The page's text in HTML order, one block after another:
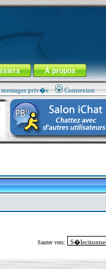
À propos
priv�s Connexion
Sauter vers: